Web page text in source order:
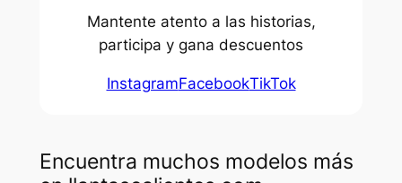
Mantente atento a las historias,
participa y gana descuentos
InstagramFacebookTikTok
Encuentra muchos modelos más